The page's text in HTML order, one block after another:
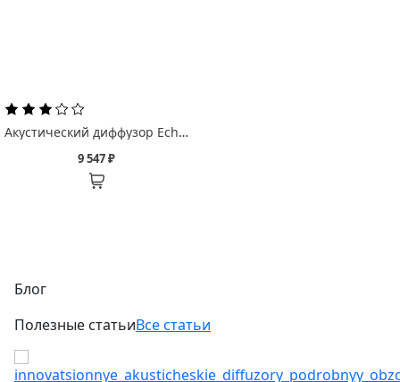
Акустический диффузор Echoton Деревянный акустический диффузор/ HolzAkustika Diffuser
9 547 ₽
Блог
Полезные статьиВсе статьи